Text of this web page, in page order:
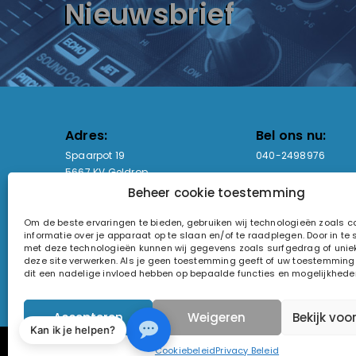
Beheer cookie toestemming
Om de beste ervaringen te bieden, gebruiken wij technologieën zoals
informatie over je apparaat op te slaan en/of te raadplegen. Door in te
met deze technologieën kunnen wij gegevens zoals surfgedrag of
deze site verwerken. Als je geen toestemming geeft of uw
dit een nadelige invloed hebben op bepaalde functies en
Accepteren Weigeren Bekijk
CookiebeleidPrivacy Beleid
Nieuwsbrief
Adres:
Spaarpot 19
5667 KV Geldrop
Bel ons nu:
040-2498976
sales@lightandsound.store
Openingstijden:
Ma - Vr: 09:00-17:00
Za: Enkel op
KvK-nummer: 60857196
Btw-nummer: NL854090368B01
© 2026 Light and Sound Factory. Alle rechten
Kan ik je helpen?